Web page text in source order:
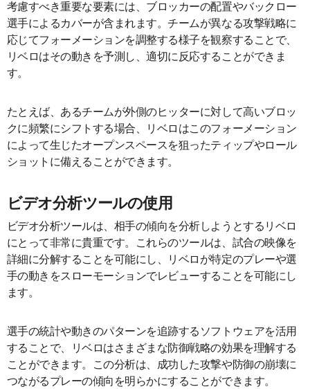
考慮すべき重要な要素には、ブロッカーの配置やバックロー
選手によるカバーが含まれます。チームが異なる攻撃戦略に
応じてフォーメーションを調整する様子を観察することで、
リベロはその動きを予測し、適切に反応することができま
す。
たとえば、あるチームが外側のヒッターに対して高いブロッ
クに頻繁にシフトする場合、リベロはこのフォーメーション
によって生じたオープンスペースを狙ったティップやロール
ショットに備えることができます。
ビデオ分析ツールの使用
ビデオ分析ツールは、相手の傾向を分析しようとするリベロ
にとって非常に貴重です。これらのツールは、試合の映像を
詳細に分解することを可能にし、リベロが特定のプレーや選
手の動きをスローモーションでレビューすることを可能にし
ます。
選手の統計や動きのパターンを追跡するソフトウェアを活用
することで、リベロはさまざまな防御戦略の効果を理解する
ことができます。この分析は、成功した攻撃や防御の崩壊に
つながるプレーの傾向を明らかにすることができます。